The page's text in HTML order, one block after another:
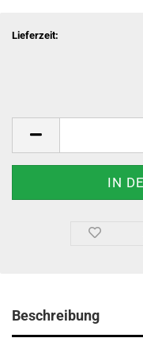
Lieferzeit:
Beschreibung